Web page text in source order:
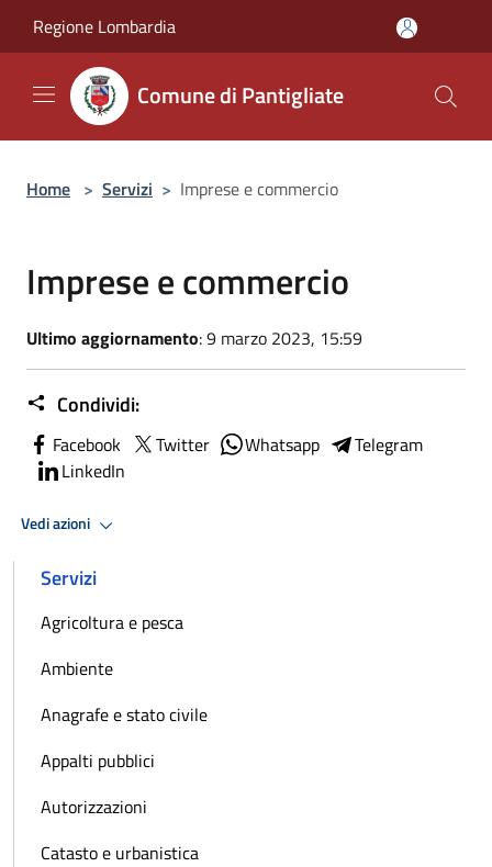
Regione Lombardia
Comune di Pantigliate
Home > Servizi > Imprese e commercio
Imprese e commercio
Ultimo aggiornamento: 9 marzo 2023, 15:59
Condividi:
Facebook Twitter Whatsapp
Telegram
LinkedIn
Vedi azioni
Servizi
Agricoltura e pesca
Ambiente
Anagrafe e stato civile
Appalti pubblici
Autorizzazioni
Catasto e urbanistica